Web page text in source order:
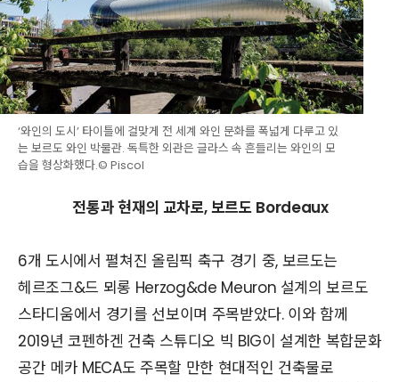
‘와인의 도시’ 타이틀에 걸맞게 전 세계 와인 문화를 폭넓게 다루고 있
는 보르도 와인 박물관. 독특한 외관은 글라스 속 흔들리는 와인의 모
습을 형상화했다.© Piscol
전통과 현재의 교차로, 보르도 Bordeaux
6개 도시에서 펼쳐진 올림픽 축구 경기 중, 보르도는
헤르조그&드 뫼롱 Herzog&de Meuron 설계의 보르도
스타디움에서 경기를 선보이며 주목받았다. 이와 함께
2019년 코펜하겐 건축 스튜디오 빅 BIG이 설계한 복합문화
공간 메카 MECA도 주목할 만한 현대적인 건축물로